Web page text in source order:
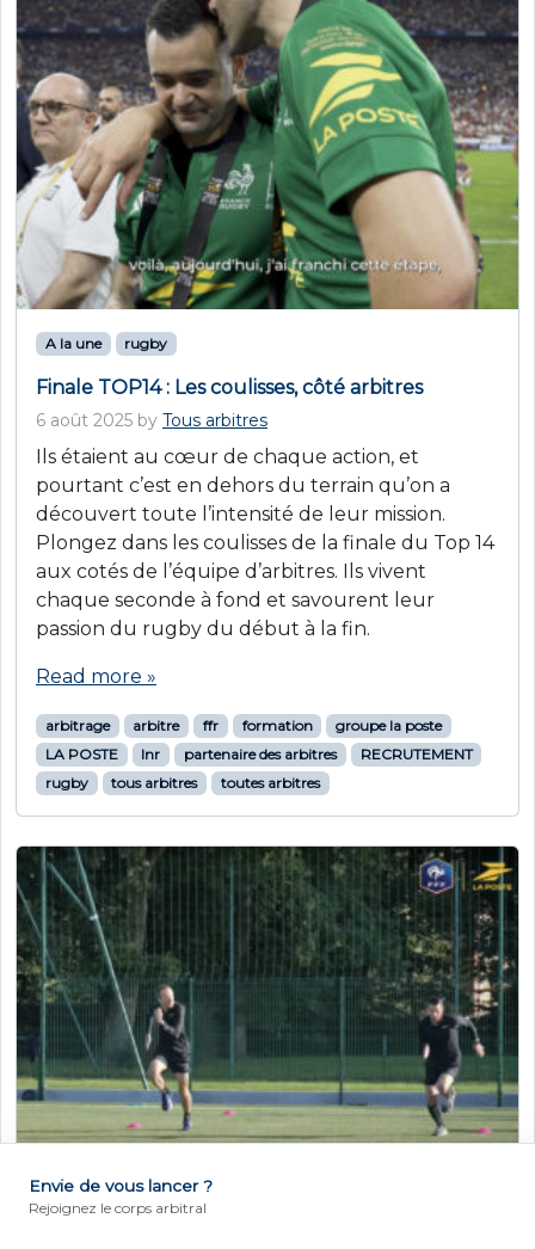
A la une rugby
Finale TOP14 : Les coulisses, côté arbitres
6 août 2025 by Tous arbitres
Ils étaient au cœur de chaque action, et
pourtant c’est en dehors du terrain qu’on a
découvert toute l’intensité de leur mission.
Plongez dans les coulisses de la finale du Top 14
aux cotés de l’équipe d’arbitres. Ils vivent
chaque seconde à fond et savourent leur
passion du rugby du début à la fin.
Read more »
arbitrage arbitre ffr formation
groupe la poste
LA POSTE
lnr partenaire des arbitres
RECRUTEMENT
rugby
tous arbitres toutes arbitres
Envie de vous lancer ?
Rejoignez le corps arbitral